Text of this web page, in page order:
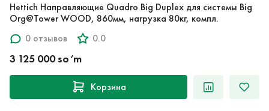
Hettich Направляющие Quadro Big Duplex для системы Big
Org@Tower WOOD, 860мм, нагрузка 80кг, компл.
0 отзывов
0.0
3 125 000 so‘m
Корзина